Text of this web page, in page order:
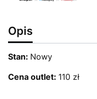
Opis
Stan: Nowy
Cena outlet: 110 zł